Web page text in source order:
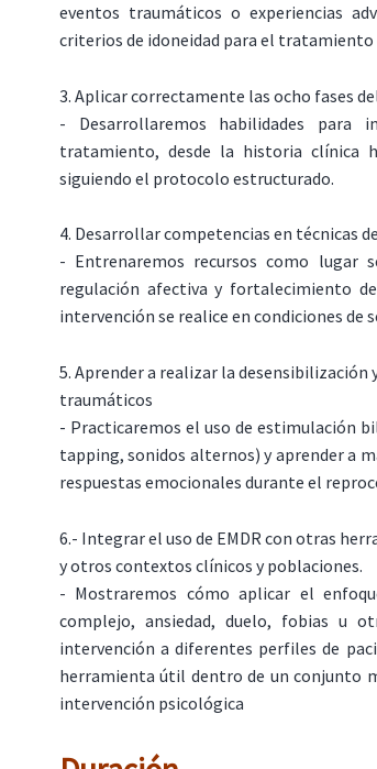
eventos traumáticos o experiencias
criterios de idoneidad para el tratamiento
3. Aplicar correctamente las ocho fases
- Desarrollaremos habilidades para
tratamiento, desde la historia clínica
siguiendo el protocolo estructurado.
4. Desarrollar competencias en técnicas
- Entrenaremos recursos como lugar
regulación afectiva y fortalecimiento
intervención se realice en condiciones de
5. Aprender a realizar la desensibilización
traumáticos
- Practicaremos el uso de estimulación
tapping, sonidos alternos) y aprender a
respuestas emocionales durante el
6.- Integrar el uso de EMDR con otras
y otros contextos clínicos y poblaciones.
- Mostraremos cómo aplicar el
complejo, ansiedad, duelo, fobias u
intervención a diferentes perfiles de
herramienta útil dentro de un conjunto
intervención psicológica